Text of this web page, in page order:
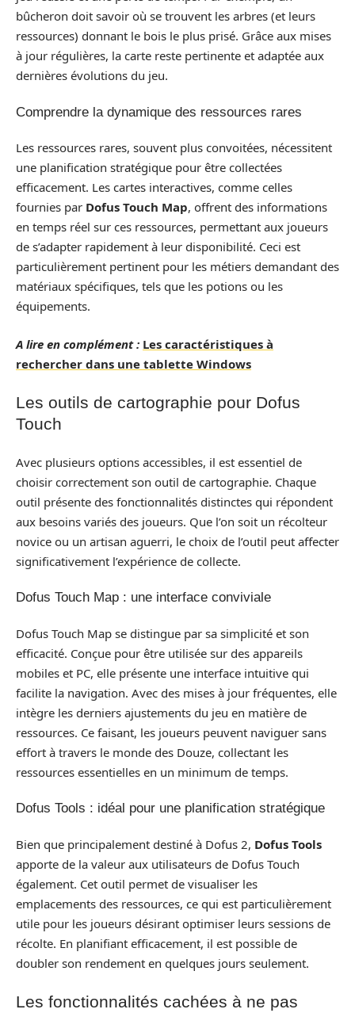
bûcheron doit savoir où se trouvent les arbres (et leurs
ressources) donnant le bois le plus prisé. Grâce aux mises
à jour régulières, la carte reste pertinente et adaptée aux
dernières évolutions du jeu.
Comprendre la dynamique des ressources rares
Les ressources rares, souvent plus convoitées, nécessitent
une planification stratégique pour être collectées
efficacement. Les cartes interactives, comme celles
fournies par Dofus Touch Map, offrent des informations
en temps réel sur ces ressources, permettant aux joueurs
de s’adapter rapidement à leur disponibilité. Ceci est
particulièrement pertinent pour les métiers demandant des
matériaux spécifiques, tels que les potions ou les
équipements.
A lire en complément : Les caractéristiques à
rechercher dans une tablette Windows
Les outils de cartographie pour Dofus
Touch
Avec plusieurs options accessibles, il est essentiel de
choisir correctement son outil de cartographie. Chaque
outil présente des fonctionnalités distinctes qui répondent
aux besoins variés des joueurs. Que l’on soit un récolteur
novice ou un artisan aguerri, le choix de l’outil peut affecter
significativement l’expérience de collecte.
Dofus Touch Map : une interface conviviale
Dofus Touch Map se distingue par sa simplicité et son
efficacité. Conçue pour être utilisée sur des appareils
mobiles et PC, elle présente une interface intuitive qui
facilite la navigation. Avec des mises à jour fréquentes, elle
intègre les derniers ajustements du jeu en matière de
ressources. Ce faisant, les joueurs peuvent naviguer sans
effort à travers le monde des Douze, collectant les
ressources essentielles en un minimum de temps.
Dofus Tools : idéal pour une planification stratégique
Bien que principalement destiné à Dofus 2, Dofus Tools
apporte de la valeur aux utilisateurs de Dofus Touch
également. Cet outil permet de visualiser les
emplacements des ressources, ce qui est particulièrement
utile pour les joueurs désirant optimiser leurs sessions de
récolte. En planifiant efficacement, il est possible de
doubler son rendement en quelques jours seulement.
Les fonctionnalités cachées à ne pas